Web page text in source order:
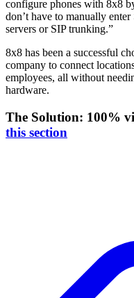
configure phones with 8x8
don’t have to manually
servers or SIP trunking.”
8x8 has been a successful
company to connect
employees, all without
hardware.
The Solution: 100%
this section